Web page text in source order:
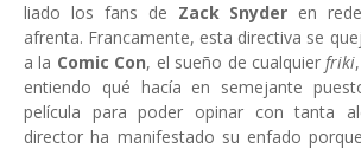
liado los fans de Zack Snyder en
afrenta. Francamente, esta directiva se
a la Comic Con, el sueño de cualquierfriki
entiendo qué hacía en semejante
película para poder opinar con tanta
director ha manifestado su enfado